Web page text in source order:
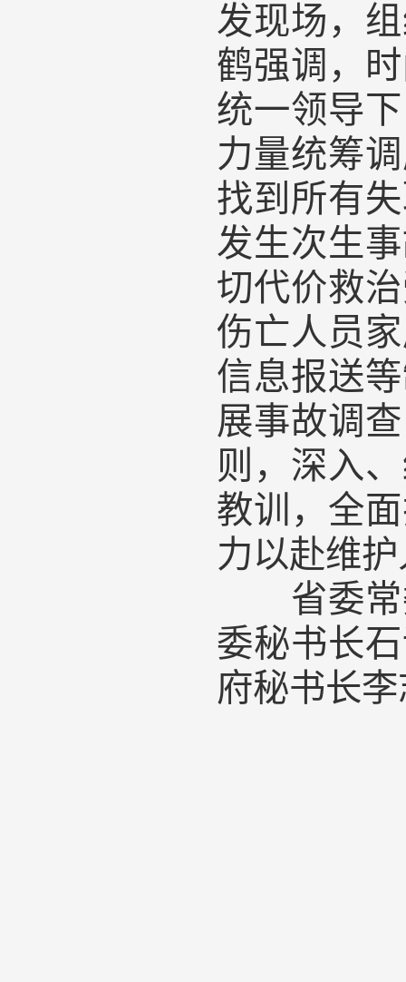
发现场，
鹤强调，
统一领导
力量统筹
找到所有
发生次生
切代价救
伤亡人员
信息报送
展事故调
则，深入
教训，全
力以赴维
省委常
委秘书长
府秘书长